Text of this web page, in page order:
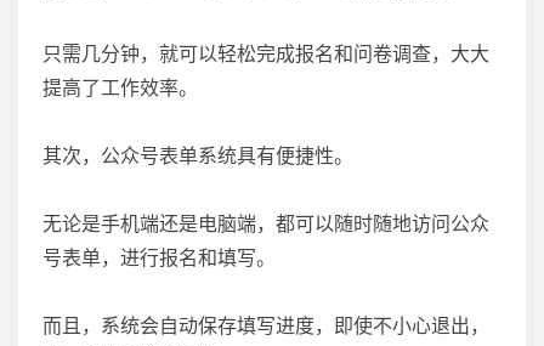
只需几分钟，就可以轻松完成报名和问卷调查，大大
提高了工作效率。
其次，公众号表单系统具有便捷性。
无论是手机端还是电脑端，都可以随时随地访问公众
号表单，进行报名和填写。
而且，系统会自动保存填写进度，即使不小心退出，